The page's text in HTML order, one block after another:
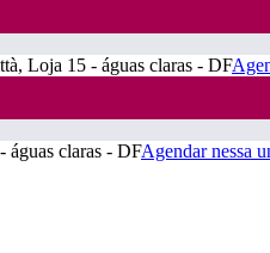
Loja 15 - águas claras - DF
águas claras - DFAgendar nessa